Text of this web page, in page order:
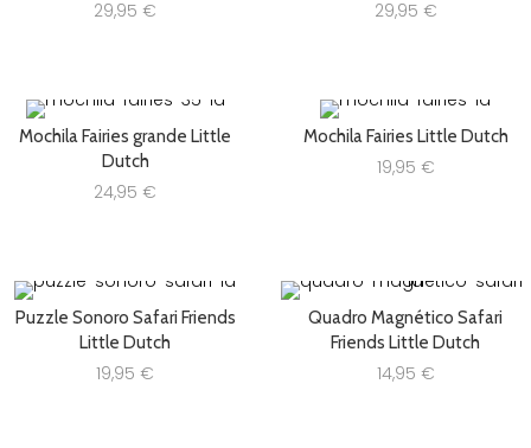
29,95 € 29,95 €
Mochila Fairies grande Little
Dutch
24,95 €
Mochila Fairies Little Dutch
19,95 €
Puzzle Sonoro Safari Friends
Little Dutch
19,95 €
Quadro Magnético Safari
Friends Little Dutch
14,95 €